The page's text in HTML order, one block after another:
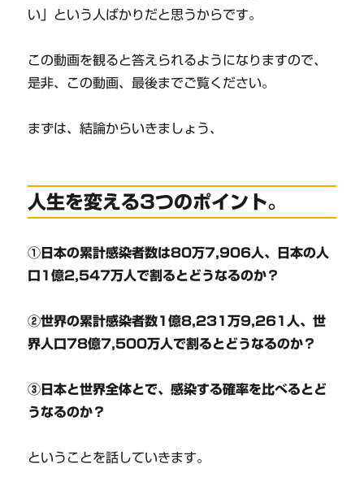
い」という人ばかりだと思うからです。
この動画を観ると答えられるようになりますので、
是非、この動画、最後までご覧ください。
まずは、結論からいきましょう、
人生を変える3つのポイント。
①日本の累計感染者数は80万7,906人、日本の人
口1億2,547万人で割るとどうなるのか？
②世界の累計感染者数1億8,231万9,261人、世
界人口78億7,500万人で割るとどうなるのか？
③日本と世界全体とで、感染する確率を比べるとど
うなるのか？
ということを話していきます。